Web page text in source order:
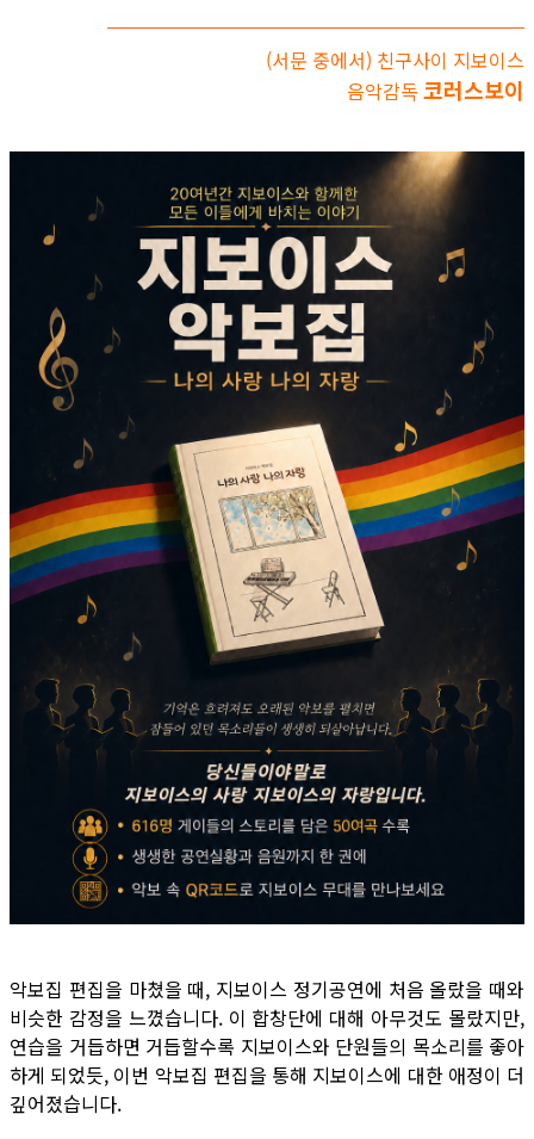
(서문 중에서) 친구사이 지보이스
음악감독 코러스보이
악보집 편집을 마쳤을 때, 지보이스 정기공연에 처음 올랐을 때와
비슷한 감정을 느꼈습니다. 이 합창단에 대해 아무것도 몰랐지만,
연습을 거듭하면 거듭할수록 지보이스와 단원들의 목소리를 좋아
하게 되었듯, 이번 악보집 편집을 통해 지보이스에 대한 애정이 더
깊어졌습니다.